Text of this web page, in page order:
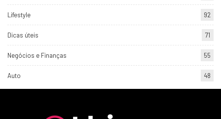
Lifestyle 92
Dicas úteis 71
Negócios e Finanças 55
Auto 48